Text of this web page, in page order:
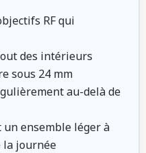
RF qui
des intérieurs
sous 24 mm
au-delà de
ensemble léger à
la journée